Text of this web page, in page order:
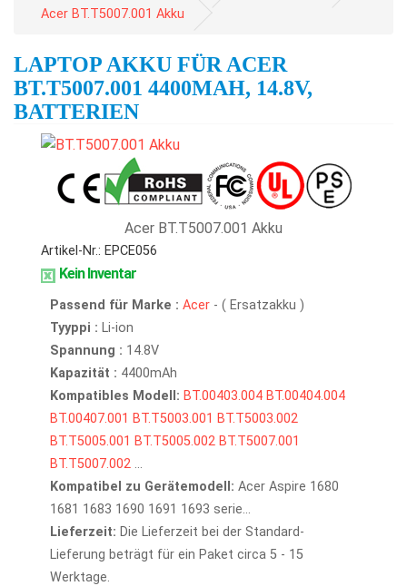
Acer BT.T5007.001 Akku
LAPTOP AKKU FÜR ACER
BT.T5007.001 4400MAH, 14.8V,
BATTERIEN
Acer BT.T5007.001 Akku
Artikel-Nr.: EPCE056
Kein Inventar
Passend für Marke : Acer - ( Ersatzakku )
Tyyppi : Li-ion
Spannung : 14.8V
Kapazität : 4400mAh
Kompatibles Modell: BT.00403.004 BT.00404.004
BT.00407.001 BT.T5003.001 BT.T5003.002
BT.T5005.001 BT.T5005.002 BT.T5007.001
BT.T5007.002 ...
Kompatibel zu Gerätemodell: Acer Aspire 1680
1681 1683 1690 1691 1693 serie...
Lieferzeit: Die Lieferzeit bei der Standard-
Lieferung beträgt für ein Paket circa 5 - 15
Werktage.